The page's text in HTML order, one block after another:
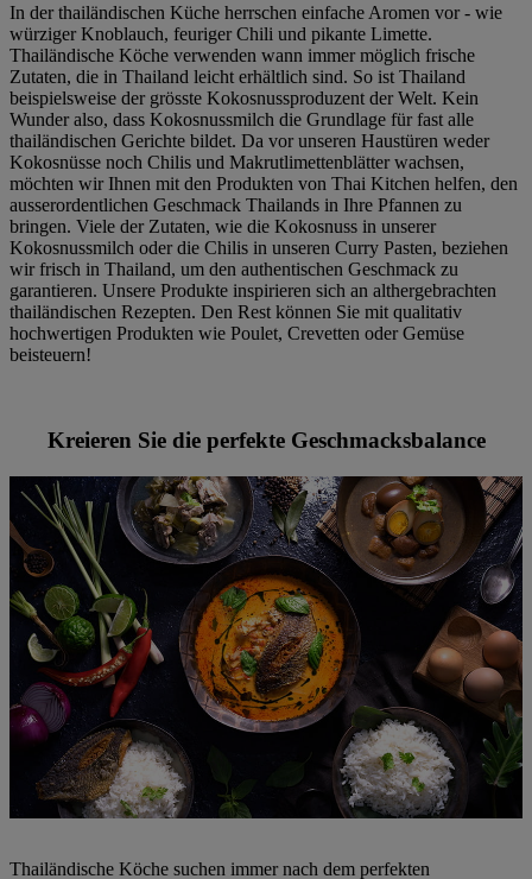
In der thailändischen Küche herrschen einfache Aromen vor - wie
würziger Knoblauch, feuriger Chili und pikante Limette.
Thailändische Köche verwenden wann immer möglich frische
Zutaten, die in Thailand leicht erhältlich sind. So ist Thailand
beispielsweise der grösste Kokosnussproduzent der Welt. Kein
Wunder also, dass Kokosnussmilch die Grundlage für fast alle
thailändischen Gerichte bildet. Da vor unseren Haustüren weder
Kokosnüsse noch Chilis und Makrutlimettenblätter wachsen,
möchten wir Ihnen mit den Produkten von Thai Kitchen helfen, den
ausserordentlichen Geschmack Thailands in Ihre Pfannen zu
bringen. Viele der Zutaten, wie die Kokosnuss in unserer
Kokosnussmilch oder die Chilis in unseren Curry Pasten, beziehen
wir frisch in Thailand, um den authentischen Geschmack zu
garantieren. Unsere Produkte inspirieren sich an althergebrachten
thailändischen Rezepten. Den Rest können Sie mit qualitativ
hochwertigen Produkten wie Poulet, Crevetten oder Gemüse
beisteuern!
Kreieren Sie die perfekte Geschmacksbalance
Thailändische Köche suchen immer nach dem perfekten